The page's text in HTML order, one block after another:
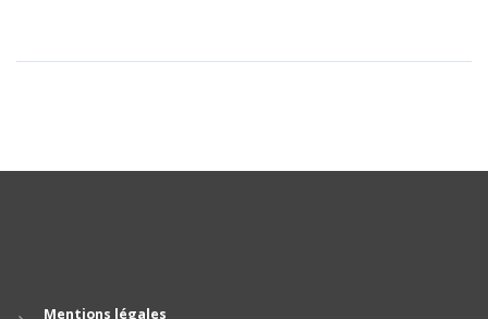
Mentions légales